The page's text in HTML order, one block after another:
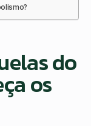
do
os